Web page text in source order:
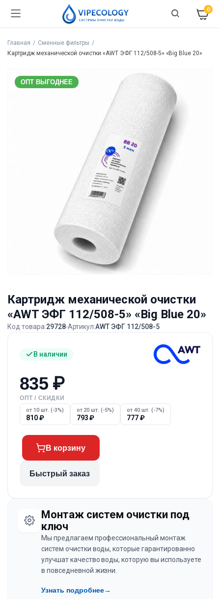
0
Главная
Сменные фильтры
Картридж механической очистки «AWT ЭФГ 112/508-5» «Big Blue 20»
ОПТ ВЫГОДНЕЕ
Картридж механической очистки
«AWT ЭФГ 112/508-5» «Big Blue 20»
Код товара:29728 Артикул:AWT ЭФГ 112/508-5
В наличии
835 ₽
ОПТ / СКИДКИ
от 10 шт. (-3%)
810₽
от 20 шт. (-5%)
793₽
от 40 шт. (-7%)
777₽
В корзину
Быстрый заказ
Монтаж систем очистки под
ключ
Мы предлагаем профессиональный монтаж
систем очистки воды, которые гарантированно
улучшат качество воды, которую вы используете
в повседневной жизни.
Узнать подробнее→